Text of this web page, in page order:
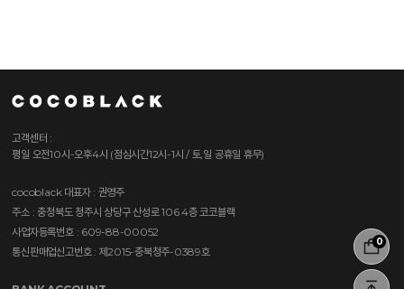
0
고객센터 :
평일 오전10시-오후4시 (점심시간12시-1시 / 토,일 공휴일 휴무)
cocoblack대표자 : 권영주
주소 : 충청북도 청주시 상당구 산성로 106 4층 코코블랙
사업자등록번호 : 609-88-00052
통신판매업신고번호 : 제2015-충북청주-0389호